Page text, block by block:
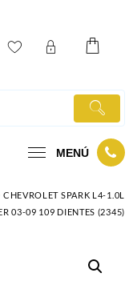
MENÚ
SPARK L4-1.0L
03-09 109 DIENTES (2345)